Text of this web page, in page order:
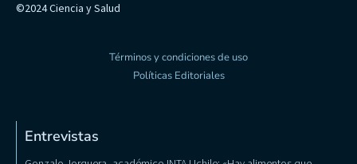
©2024 Ciencia y Salud
Términos y condiciones de uso
Políticas Editoriales
Entrevistas